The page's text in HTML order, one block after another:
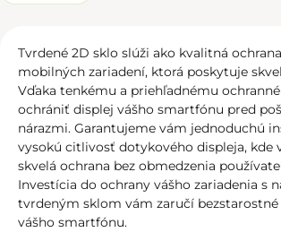
Tvrdené 2D sklo slúži ako kvalitná
mobilných zariadení, ktorá poskytuje
Vďaka tenkému a priehľadnému
ochrániť displej vášho smartfónu pred
nárazmi. Garantujeme vám jednoduchú
vysokú citlivosť dotykového displeja, kde
skvelá ochrana bez obmedzenia
Investícia do ochrany vášho zariadenia s
tvrdeným sklom vám zaručí bezstarostné
vášho smartfónu.